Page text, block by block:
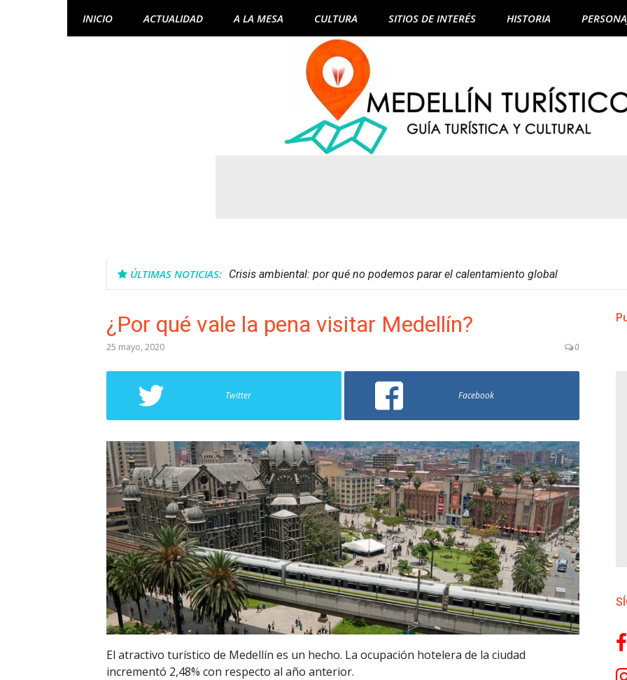
INICIO ACTUALIDAD A LA MESA CULTURA SITIOS DE INTERÉS HISTORIA
ÚLTIMAS NOTICIAS: Crisis ambiental: por qué no podemos parar el calentamiento global
¿Por qué vale la pena visitar Medellín?
25 mayo, 2020 0
Twitter Facebook
El atractivo turístico de Medellín es un hecho. La ocupación hotelera de la ciudad
incrementó 2,48% con respecto al año anterior.